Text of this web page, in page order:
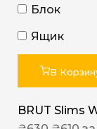
Блок
Ящик
В
BRUT Slims